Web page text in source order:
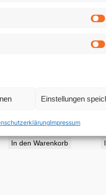
Einstellungen
Impressum
Die Neuerfindung
des Menschen
19,95€
In den Warenkorb